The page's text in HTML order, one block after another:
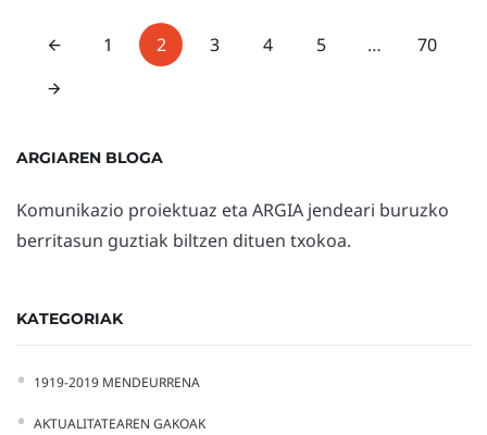
1 2 3 4 5 … 70
ARGIAREN BLOGA
Komunikazio proiektuaz eta ARGIA jendeari buruzko
berritasun guztiak biltzen dituen txokoa.
KATEGORIAK
1919-2019 MENDEURRENA
AKTUALITATEAREN GAKOAK